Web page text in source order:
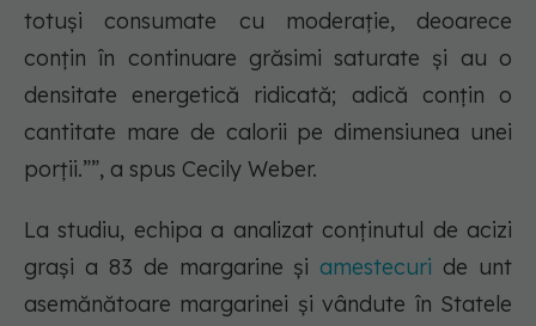
totuși consumate cu moderație, deoarece
conțin în continuare grăsimi saturate și au o
densitate energetică ridicată; adică conțin o
cantitate mare de calorii pe dimensiunea unei
porții.””, a spus Cecily Weber.
La studiu, echipa a analizat conținutul de acizi
grași a 83 de margarine și amestecuri de unt
asemănătoare margarinei și vândute în Statele